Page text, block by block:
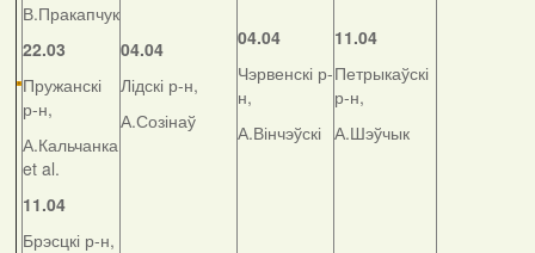
В.Пракапчук
22.03
Пружанскі
р-н,
А.Кальчанка
et al.
11.04
Брэсцкі р-н,
04.04
Лідскі р-н,
А.Созінаў
04.04
Чэрвенскі р-
н,
А.Вінчэўскі
11.04
Петрыкаўскі
р-н,
А.Шэўчык